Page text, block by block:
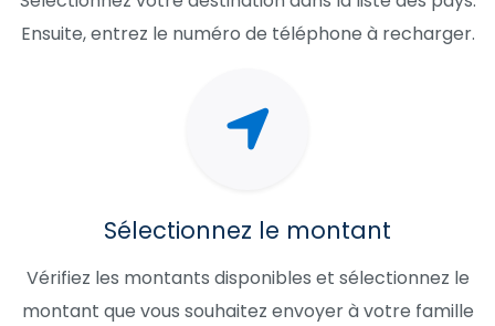
Ensuite, entrez le numéro de téléphone à recharger.
Sélectionnez le montant
Vérifiez les montants disponibles et sélectionnez le
montant que vous souhaitez envoyer à votre famille